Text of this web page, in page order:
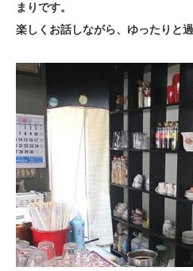
まりです。
楽しくお話しながら、ゆったりと